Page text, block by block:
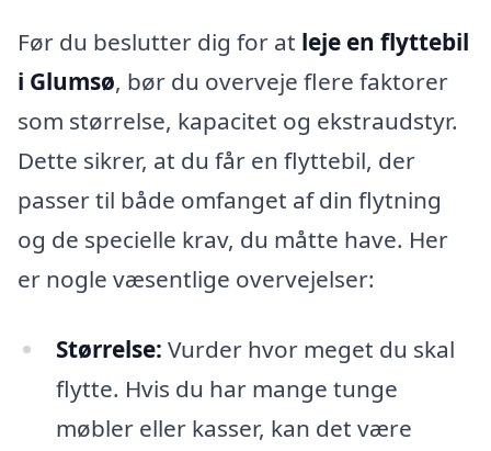
Før du beslutter dig for at leje en flyttebil
i Glumsø, bør du overveje flere faktorer
som størrelse, kapacitet og ekstraudstyr.
Dette sikrer, at du får en flyttebil, der
passer til både omfanget af din flytning
og de specielle krav, du måtte have. Her
er nogle væsentlige overvejelser:
Størrelse: Vurder hvor meget du skal
flytte. Hvis du har mange tunge
møbler eller kasser, kan det være